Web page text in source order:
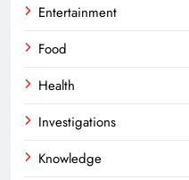
Entertainment
Food
Health
Investigations
Knowledge